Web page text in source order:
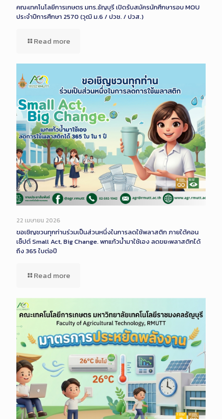
คณะเทคโนโลยีการเกษตร มทร.ธัญบุรี เปิดรับสมัครนักศึกษารอบ MOU
ประจำปีการศึกษา 2570 (วุฒิ ม.6 / ปวช. / ปวส.)
Read more
22 เมษายน 2026
ขอเชิญชวนทุกท่านร่วมเป็นส่วนหนึ่งในการลดใช้พลาสติก ภายใต้คอน
เซ็ปต์ Small Act, Big Change. พกแก้วน้ำมาใช้เอง ลดขยะพลาสติกได้
ถึง 365 ใบต่อปี
Read more